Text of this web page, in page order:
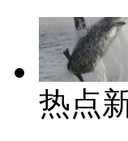
热点